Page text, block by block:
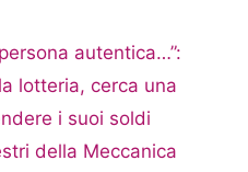
autentica…”:
lotteria, cerca una
i suoi soldi
della Meccanica